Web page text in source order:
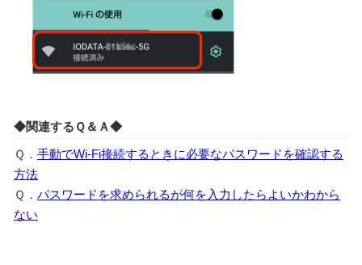
◆関連するＱ＆Ａ◆
Ｑ． 手動でWi-Fi接続するときに必要なパスワードを確認する
方法
Ｑ． パスワードを求められるが何を入力したらよいかわから
ない